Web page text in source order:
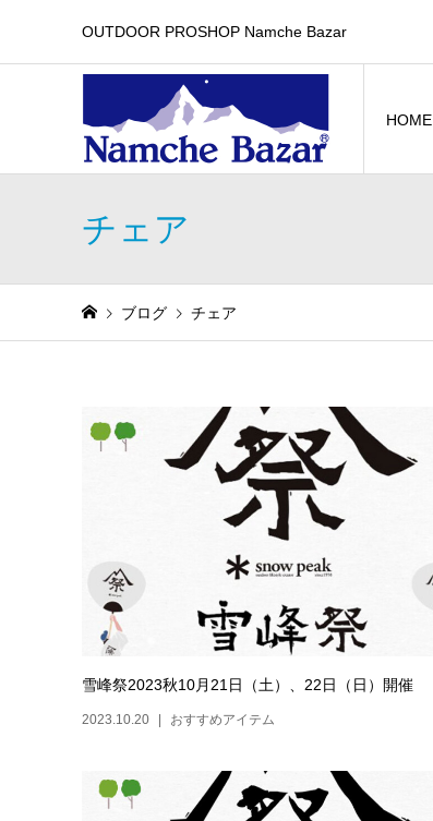
OUTDOOR PROSHOP Namche Bazar
HOME
チェア
ブログ チェア
雪峰祭2023秋10月21日（土）、22日（日）開催
2023.10.20 おすすめアイテム